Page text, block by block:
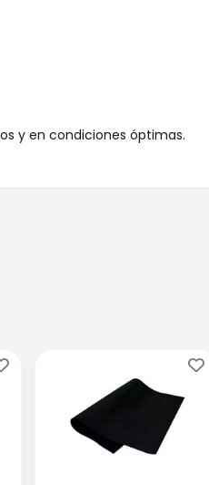
y en condiciones óptimas.